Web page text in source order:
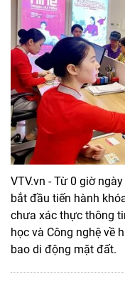
VTV.vn - Từ 0 giờ
bắt đầu tiến hành
chưa xác thực thông
học và Công nghệ về
bao di động mặt đất.